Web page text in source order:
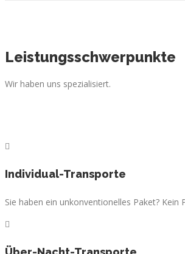
Leistungsschwerpunkte
Wir haben uns spezialisiert.
Individual-Transporte
Sie haben ein unkonventionelles Paket?